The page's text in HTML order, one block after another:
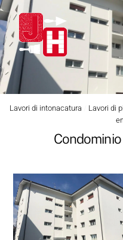
Skip
to
content
Lavori di intonacatura Lavori di